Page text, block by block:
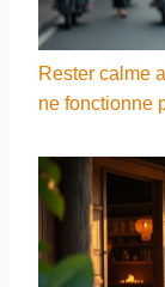
Rester calme
ne fonctionne